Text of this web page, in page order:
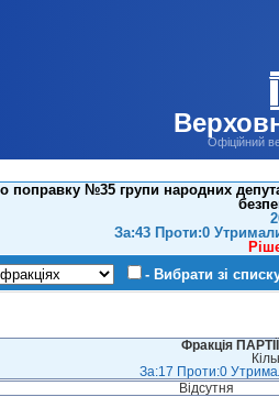
Офіційний
поправку №35 групи народних
За:43 Проти:0
- Вибрати зі
Фракція
За:17 Проти:0
Відсутня